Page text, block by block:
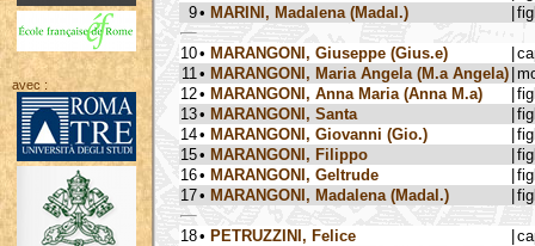
avec :
9• MARINI, Madalena (Madal.)
10• MARANGONI, Giuseppe (Gius.e)
11 • MARANGONI, Maria Angela (M.a Angela)
12• MARANGONI, Anna Maria (Anna M.a)
13• MARANGONI, Santa
14• MARANGONI, Giovanni (Gio.)
15• MARANGONI, Filippo
16• MARANGONI, Geltrude
17• MARANGONI, Madalena (Madal.)
18• PETRUZZINI, Felice